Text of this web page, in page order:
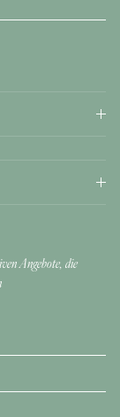
Angebote, die